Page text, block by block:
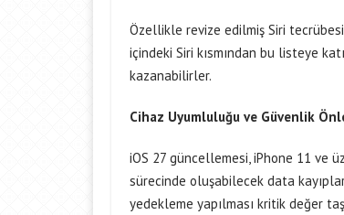
Özellikle revize edilmiş Siri
içindeki Siri kısmından bu listeye
kazanabilirler.
Cihaz Uyumluluğu ve Güvenlik
iOS 27 güncellemesi, iPhone 11 ve
sürecinde oluşabilecek data
yedekleme yapılması kritik değer